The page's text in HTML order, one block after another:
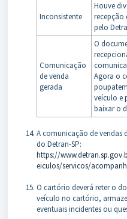
Inconsistente
Houve
recepção
pelo
Comunicação
de venda
gerada
O
Agora o
veículo e
baixar o
A comunicação de vendas
do Detran-SP:
https://
eiculos/servicos/
O cartório deverá reter o
veículo no cartório,
eventuais incidentes ou